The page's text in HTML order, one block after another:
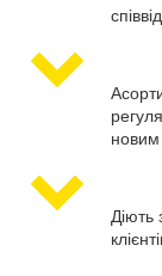
новим
Діють